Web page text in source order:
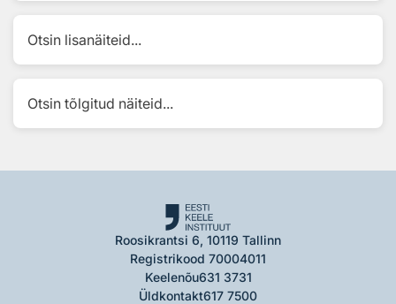
Otsin lisanäiteid...
Otsin tõlgitud näiteid...
Roosikrantsi 6, 10119 Tallinn
Registrikood 70004011
Keelenõu631 3731
Üldkontakt617 7500